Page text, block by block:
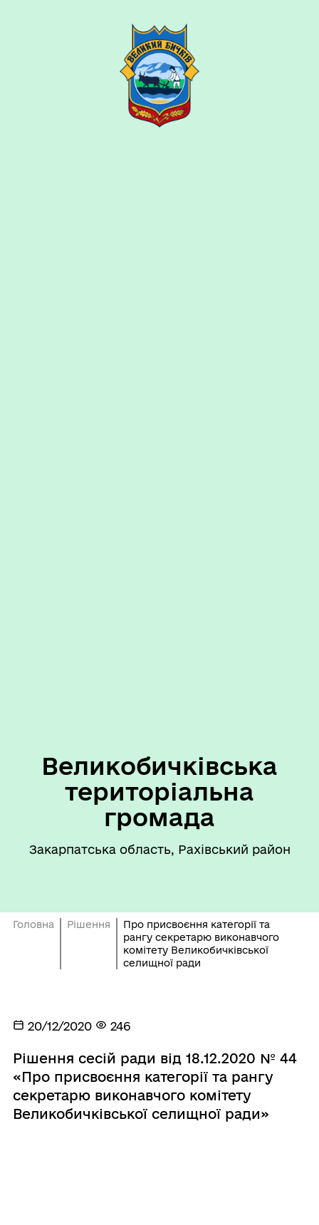
Великобичківська
територіальна
громада
Закарпатська область, Рахівський район
Головна Рішення
Про присвоєння категорії та
рангу секретарю виконавчого
комітету Великобичківської
селищної ради
20/12/2020 246
Рішення сесій ради від 18.12.2020 № 44
«Про присвоєння категорії та рангу
секретарю виконавчого комітету
Великобичківської селищної ради»